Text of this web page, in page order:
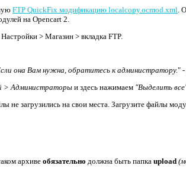
FTP QuickFix модификацию localcopy.ocmod.xml .
на Opencart 2.
> Магазин > вкладка FTP.
она Вам нужна, обратитесь к администратору." -
> Администраторы и здесь нажимаем "Выделить
загрузились на свои места. Загрузите файлы
архиве обязательно должна быть папка upload